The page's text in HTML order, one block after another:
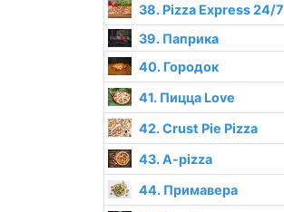
38. Pizza Express 24/7
39. Паприка
40. Городок
41. Пицца Love
42. Crust Pie Pizza
43. A-pizza
44. Примавера